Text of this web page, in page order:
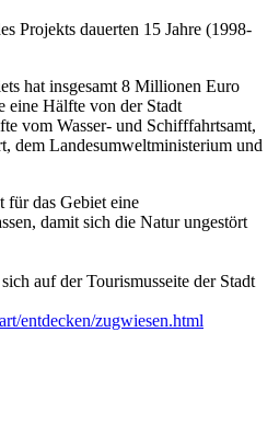
Projekts dauerten 15 Jahre (1998-
hat insgesamt 8 Millionen Euro
eine Hälfte von der Stadt
vom Wasser- und Schifffahrtsamt,
dem Landesumweltministerium und
das Gebiet eine
damit sich die Natur ungestört
auf der Tourismusseite der Stadt
entdecken/zugwiesen.html